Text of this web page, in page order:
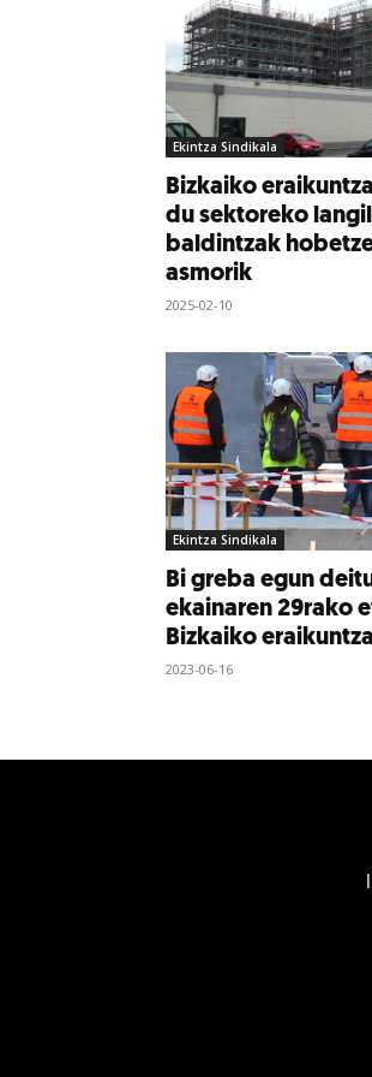
Ekintza Sindikala
Bizkaiko
du sektoreko
baldintzak
asmorik
2025-02-10
Ekintza Sindikala
Bi greba egun
ekainaren 29rako
Bizkaiko
2023-06-16